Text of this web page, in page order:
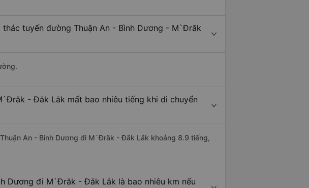
thác tuyến đường Thuận An - Bình Dương - M`Đrăk
- Đắk Lắk mất bao nhiêu tiếng khi di chuyển
An - Bình Dương đi M`Đrăk - Đắk Lắk khoảng 8.9 tiếng,
Dương đi M`Đrăk - Đắk Lắk là bao nhiêu km nếu